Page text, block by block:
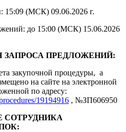
15:09 (МСК) 09.06.2026 г.
до 15:00 (МСК) 15.06.2026
ЗАПРОСА ПРЕДЛОЖЕНИЙ:
закупочной процедуры, а
на сайте на электронной
по адресу:
19194916 , №ЗП606950
СОТРУДНИКА